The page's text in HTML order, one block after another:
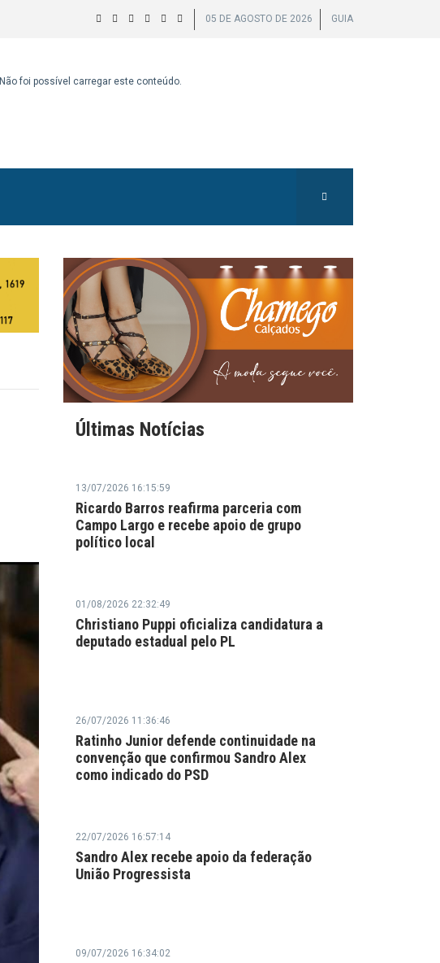
05 DE AGOSTO DE 2026 GUIA
Não foi possível carregar este conteúdo.
Últimas Notícias
13/07/2026 16:15:59
Ricardo Barros reafirma parceria com
Campo Largo e recebe apoio de grupo
político local
01/08/2026 22:32:49
Christiano Puppi oficializa candidatura a
deputado estadual pelo PL
26/07/2026 11:36:46
Ratinho Junior defende continuidade na
convenção que confirmou Sandro Alex
como indicado do PSD
22/07/2026 16:57:14
Sandro Alex recebe apoio da federação
União Progressista
09/07/2026 16:34:02